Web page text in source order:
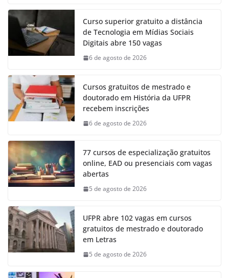
Curso superior gratuito a distância
de Tecnologia em Mídias Sociais
Digitais abre 150 vagas
6 de agosto de 2026
Cursos gratuitos de mestrado e
doutorado em História da UFPR
recebem inscrições
6 de agosto de 2026
77 cursos de especialização gratuitos
online, EAD ou presenciais com vagas
abertas
5 de agosto de 2026
UFPR abre 102 vagas em cursos
gratuitos de mestrado e doutorado
em Letras
5 de agosto de 2026